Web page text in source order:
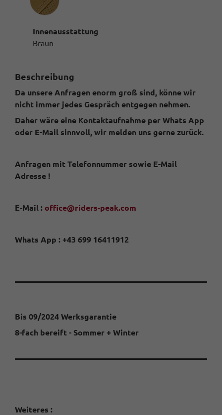
Innenausstattung
Braun
Beschreibung
Da unsere Anfragen enorm groß sind, könne wir
nicht immer jedes Gespräch entgegen nehmen.
Daher wäre eine Kontaktaufnahme per Whats App
oder E-Mail sinnvoll, wir melden uns gerne zurück.
Anfragen mit Telefonnummer sowie E-Mail
Adresse !
E-Mail : office@riders-peak.com
Whats App : +43 699 16411912
Bis 09/2024 Werksgarantie
8-fach bereift - Sommer + Winter
Weiteres :